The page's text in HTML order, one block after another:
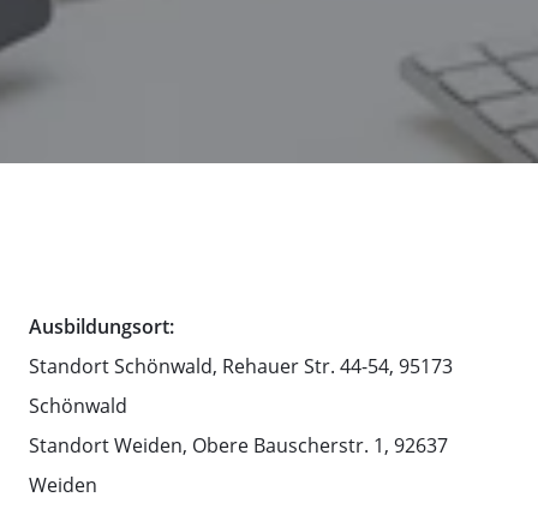
Ausbildungsort:
Standort Schönwald, Rehauer Str. 44-54, 95173
Schönwald
Standort Weiden, Obere Bauscherstr. 1, 92637
Weiden